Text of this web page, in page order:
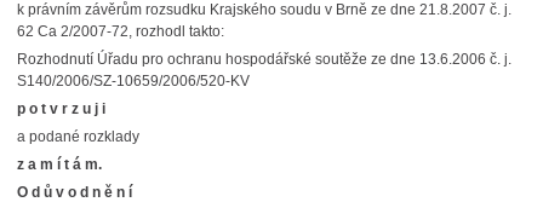
k právním závěrům rozsudku Krajského soudu v Brně ze dne 21.8.2007 č. j.
62 Ca 2/2007-72, rozhodl takto:
Rozhodnutí Úřadu pro ochranu hospodářské soutěže ze dne 13.6.2006 č. j.
S140/2006/SZ-10659/2006/520-KV
p o t v r z u j i
a podané rozklady
z a m í t á m.
O d ů v o d n ě n í